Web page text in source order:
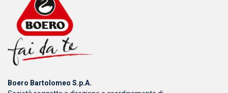
Boero Bartolomeo S.p.A.